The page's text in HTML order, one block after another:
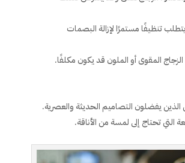
تنظيفًا مستمرًا لإزالة البصمات
المقوى أو الملون قد يكون مكلفًا.
يفضلون التصاميم الحديثة والعصرية.
التي تحتاج إلى لمسة من الأناقة.